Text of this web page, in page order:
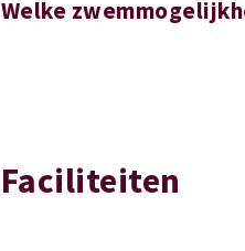
Welke
Faciliteiten